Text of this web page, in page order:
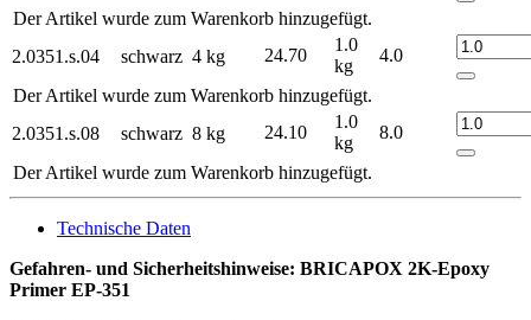
Der Artikel wurde zum Warenkorb hinzugefügt.
2.0351.s.04
schwarz 4 kg 24.70
1.0
kg
4.0
Der Artikel wurde zum Warenkorb hinzugefügt.
2.0351.s.08
schwarz 8 kg 24.10
1.0
kg
8.0
Der Artikel wurde zum Warenkorb hinzugefügt.
Technische Daten
Gefahren- und Sicherheitshinweise: BRICAPOX 2K-Epoxy
Primer EP-351